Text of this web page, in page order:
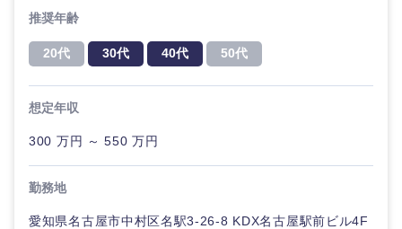
推奨年齢
20代 30代 40代 50代
想定年収
300 万円 ～ 550 万円
勤務地
愛知県名古屋市中村区名駅3-26-8 KDX名古屋駅前ビル4F